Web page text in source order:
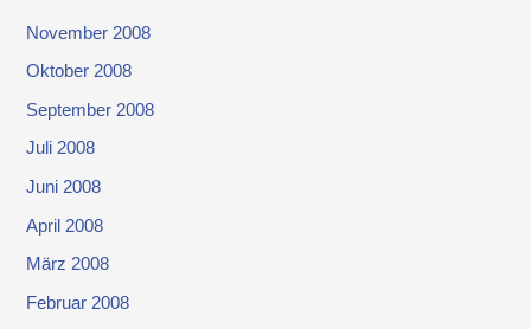
November 2008
Oktober 2008
September 2008
Juli 2008
Juni 2008
April 2008
März 2008
Februar 2008